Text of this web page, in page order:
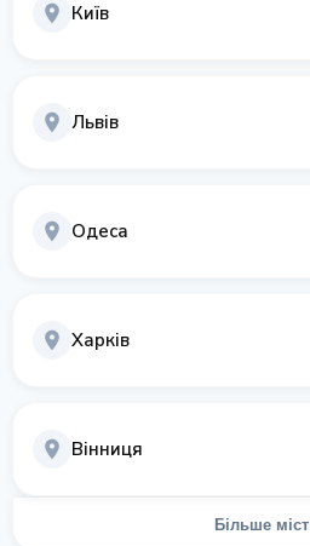
Київ
Львів
Одеса
Харків
Вінниця
Більше міст